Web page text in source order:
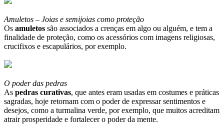
Amuletos – Joias e semijoias como proteção
Os amuletos são associados a crenças em algo ou alguém, e tem a
finalidade de proteção, como os acessórios com imagens religiosas,
crucifixos e escapulários, por exemplo.
O poder das pedras
As pedras curativas, que antes eram usadas em costumes e práticas
sagradas, hoje retornam com o poder de expressar sentimentos e
desejos, como a turmalina verde, por exemplo, que muitos acreditam
atrair prosperidade e fortalecer o poder da mente.